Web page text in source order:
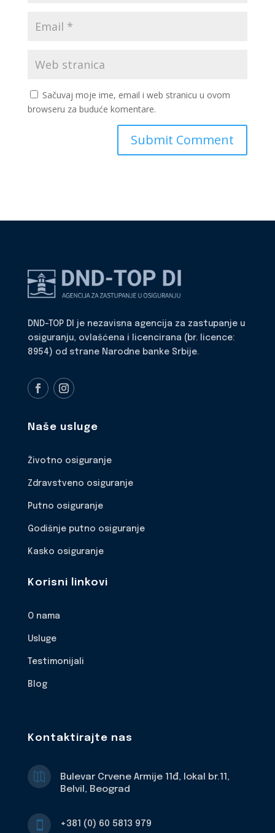
Sačuvaj moje ime, email i web stranicu u ovom
browseru za buduće komentare.
DND-TOP DI je nezavisna agencija za zastupanje u
osiguranju, ovlašćena i licencirana (br. licence:
8954) od strane Narodne banke Srbije.
Naše usluge
Životno osiguranje
Zdravstveno osiguranje
Putno osiguranje
Godišnje putno osiguranje
Kasko osiguranje
Korisni linkovi
O nama
Usluge
Testimonijali
Blog
Kontaktirajte nas

Bulevar Crvene Armije 11đ, lokal br.11,
Belvil, Beograd
 +381 (0) 60 5813 979